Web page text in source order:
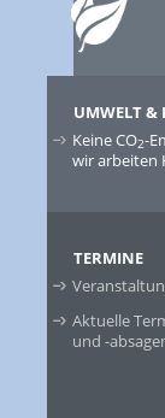
UMWELT &
Keine CO2-
wir arbeiten
TERMINE
Aktuelle
und -